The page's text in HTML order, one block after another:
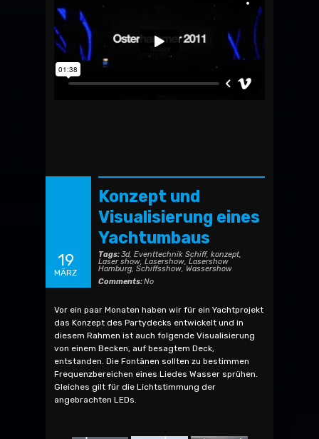
19
MÄRZ
Konzept und
Visualisierung eines
Yachtumbaus
Tags:3d, Eventtechnik Schiff, konzept,
Laser show, Lasershow, Lasershow
Hamburg, Schiffsshow, Wassershow
Comments:No
Vor ein paar Monaten haben wir für ein Yachtprojekt
das Konzept des Partydecks entwickelt und in
diesem Rahmen ist auch folgende Visualisierung
von einem Becken, auf besagtem Deck,
entstanden. Die Fontänen sollten zu bestimmen
Frequenzbereichen eines Liedes Wasser sprühen.
Gleiches gilt für die Lichtstimmung der
angebrachten LEDs.